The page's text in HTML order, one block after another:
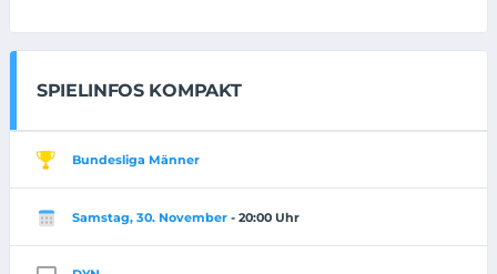
SPIELINFOS KOMPAKT
Bundesliga Männer
Samstag, 30. November - 20:00 Uhr